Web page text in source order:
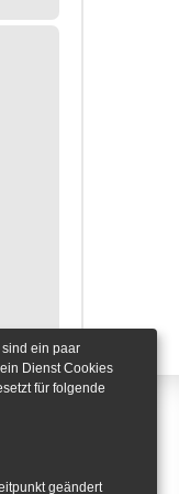
ein paar
Dienst Cookies
für folgende
geändert